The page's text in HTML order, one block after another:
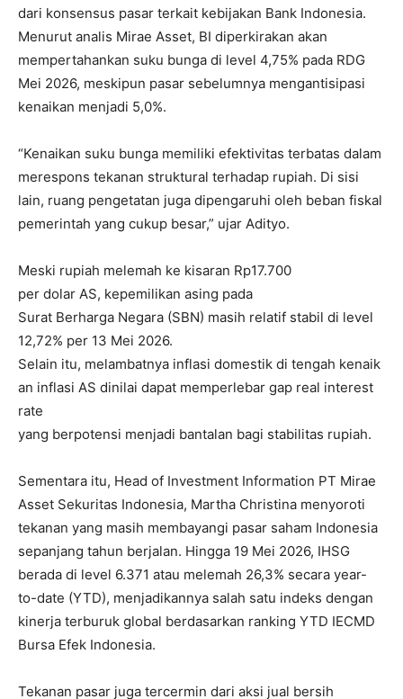
dari konsensus pasar terkait kebijakan Bank Indonesia.
Menurut analis Mirae Asset, BI diperkirakan akan
mempertahankan suku bunga di level 4,75% pada RDG
Mei 2026, meskipun pasar sebelumnya mengantisipasi
kenaikan menjadi 5,0%.
“Kenaikan suku bunga memiliki efektivitas terbatas dalam
merespons tekanan struktural terhadap rupiah. Di sisi
lain, ruang pengetatan juga dipengaruhi oleh beban fiskal
pemerintah yang cukup besar,” ujar Adityo.
Meski rupiah melemah ke kisaran Rp17.700
per dolar AS, kepemilikan asing pada
Surat Berharga Negara (SBN) masih relatif stabil di level
12,72% per 13 Mei 2026.
Selain itu, melambatnya inflasi domestik di tengah kenaik
an inflasi AS dinilai dapat memperlebar gap real interest
rate
yang berpotensi menjadi bantalan bagi stabilitas rupiah.
Sementara itu, Head of Investment Information PT Mirae
Asset Sekuritas Indonesia, Martha Christina menyoroti
tekanan yang masih membayangi pasar saham Indonesia
sepanjang tahun berjalan. Hingga 19 Mei 2026, IHSG
berada di level 6.371 atau melemah 26,3% secara year-
to-date (YTD), menjadikannya salah satu indeks dengan
kinerja terburuk global berdasarkan ranking YTD IECMD
Bursa Efek Indonesia.
Tekanan pasar juga tercermin dari aksi jual bersih